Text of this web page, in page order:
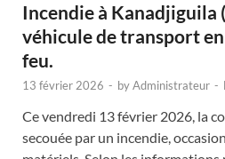
Incendie à Kanadjiguila
véhicule de transport
feu.
13 février 2026 - byAdministrateur -
Ce vendredi 13 février 2026, la
secouée par un incendie,